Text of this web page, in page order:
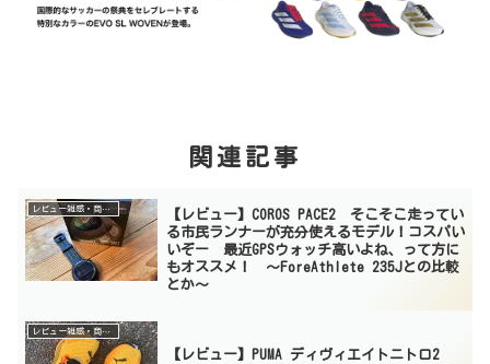
関連記事
レビュー雑感・商品紹介
【レビュー】COROS PACE2 そこそこ走ってい
る市民ランナーが充分使えるモデル！コスパい
いぞー 最近GPSウォッチ高いよね、って方に
もオススメ！ 〜ForeAthlete 235Jとの比較
とか〜
レビュー雑感・商品紹介
【レビュー】PUMA ディヴィエイトニトロ2